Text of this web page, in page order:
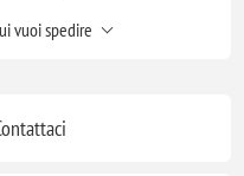
vuoi spedire